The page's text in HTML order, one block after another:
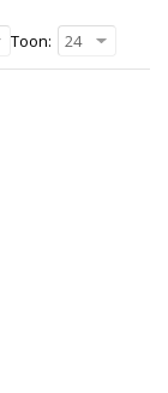
Toon: 24